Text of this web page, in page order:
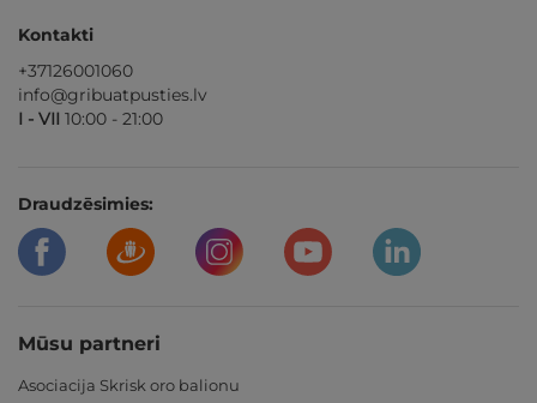
Kontakti
+37126001060
info@gribuatpusties.lv
I - VII 10:00 - 21:00
Draudzēsimies:
Mūsu partneri
Asociacija Skrisk oro balionu